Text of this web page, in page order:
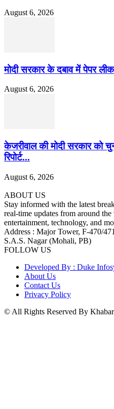
August 6, 2026
मोदी सरकार के दबाव में पेपर
August 6, 2026
केजरीवाल की मोदी सरकार को
रिपोर्ट...
August 6, 2026
ABOUT US
Stay informed with the latest
real-time updates from around
entertainment, technology, and
Address : Major Tower, F-470/
S.A.S. Nagar (Mohali, PB)
FOLLOW US
Developed By : Duke
About Us
Contact Us
Privacy Policy
© All Rights Reserved By